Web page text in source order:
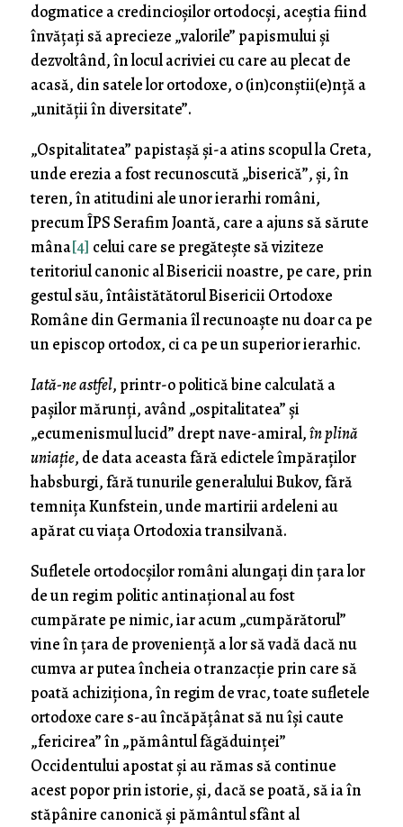
dogmatice a credincioșilor ortodocși, aceștia fiind
învățați să aprecieze „valorile” papismului și
dezvoltând, în locul acriviei cu care au plecat de
acasă, din satele lor ortodoxe, o (in)conștii(e)nță a
„unității în diversitate”.
„Ospitalitatea” papistașă și-a atins scopul la Creta,
unde erezia a fost recunoscută „biserică”, și, în
teren, în atitudini ale unor ierarhi români,
precum ÎPS Serafim Joantă, care a ajuns să sărute
mâna[4] celui care se pregătește să viziteze
teritoriul canonic al Bisericii noastre, pe care, prin
gestul său, întâistătătorul Bisericii Ortodoxe
Române din Germania îl recunoaște nu doar ca pe
un episcop ortodox, ci ca pe un superior ierarhic.
Iată-ne astfel, printr-o politică bine calculată a
pașilor mărunți, având „ospitalitatea” și
„ecumenismul lucid” drept nave-amiral,în plină
uniație, de data aceasta fără edictele împăraților
habsburgi, fără tunurile generalului Bukov, fără
temnița Kunfstein, unde martirii ardeleni au
apărat cu viața Ortodoxia transilvană.
Sufletele ortodocșilor români alungați din țara lor
de un regim politic antinațional au fost
cumpărate pe nimic, iar acum „cumpărătorul”
vine în țara de proveniență a lor să vadă dacă nu
cumva ar putea încheia o tranzacție prin care să
poată achiziționa, în regim de vrac, toate sufletele
ortodoxe care s-au încăpățânat să nu își caute
„fericirea” în „pământul făgăduinței”
Occidentului apostat și au rămas să continue
acest popor prin istorie, și, dacă se poată, să ia în
stăpânire canonică și pământul sfânt al